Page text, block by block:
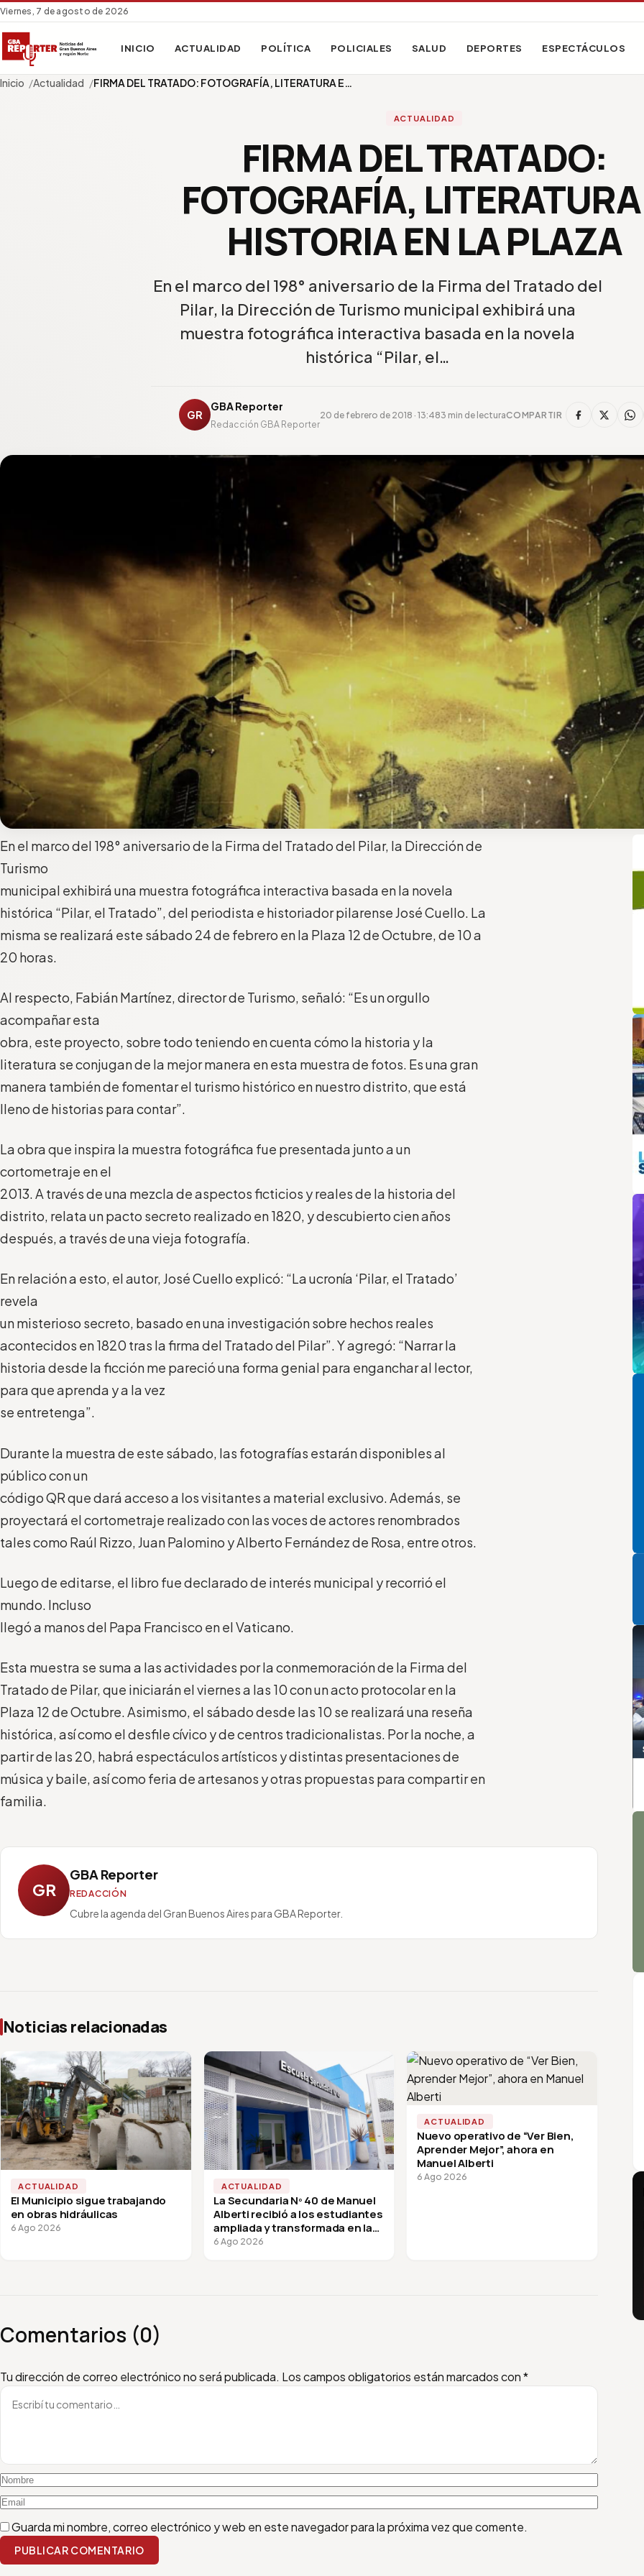
Viernes, 7 de agosto de 2026
INICIO ACTUALIDAD POLÍTICA POLICIALES SALUD DEPORTES ESPECTÁCULOS
Inicio Actualidad FIRMA DEL TRATADO: FOTOGRAFÍA, LITERATURA E…
ACTUALIDAD
FIRMA DEL TRATADO:
FOTOGRAFÍA,
HISTORIA EN LA PLAZA
En el marco del 198° aniversario de la Firma del Tratado del
Pilar, la Dirección de Turismo municipal exhibirá una
muestra fotográfica interactiva basada en la novela
histórica “Pilar, el…
GR
GBA Reporter
Redacción GBA Reporter
20 de febrero de 2018 · 13:483 min de lecturaCOMPARTIR
En el marco del 198° aniversario de la Firma del Tratado del Pilar, la Dirección de
Turismo
municipal exhibirá una muestra fotográfica interactiva basada en la novela
histórica “Pilar, el Tratado”, del periodista e historiador pilarense José Cuello. La
misma se realizará este sábado 24 de febrero en la Plaza 12 de Octubre, de 10 a
20 horas.
Al respecto, Fabián Martínez, director de Turismo, señaló: “Es un orgullo
acompañar esta
obra, este proyecto, sobre todo teniendo en cuenta cómo la historia y la
literatura se conjugan de la mejor manera en esta muestra de fotos. Es una gran
manera también de fomentar el turismo histórico en nuestro distrito, que está
lleno de historias para contar”.
La obra que inspira la muestra fotográfica fue presentada junto a un
cortometraje en el
2013. A través de una mezcla de aspectos ficticios y reales de la historia del
distrito, relata un pacto secreto realizado en 1820, y descubierto cien años
después, a través de una vieja fotografía.
En relación a esto, el autor, José Cuello explicó: “La ucronía ‘Pilar, el Tratado’
revela
un misterioso secreto, basado en una investigación sobre hechos reales
acontecidos en 1820 tras la firma del Tratado del Pilar”. Y agregó: “Narrar la
historia desde la ficción me pareció una forma genial para enganchar al lector,
para que aprenda y a la vez
se entretenga”.
Durante la muestra de este sábado, las fotografías estarán disponibles al
público con un
código QR que dará acceso a los visitantes a material exclusivo. Además, se
proyectará el cortometraje realizado con las voces de actores renombrados
tales como Raúl Rizzo, Juan Palomino y Alberto Fernández de Rosa, entre otros.
Luego de editarse, el libro fue declarado de interés municipal y recorrió el
mundo. Incluso
llegó a manos del Papa Francisco en el Vaticano.
Esta muestra se suma a las actividades por la conmemoración de la Firma del
Tratado de Pilar, que iniciarán el viernes a las 10 con un acto protocolar en la
Plaza 12 de Octubre. Asimismo, el sábado desde las 10 se realizará una reseña
histórica, así como el desfile cívico y de centros tradicionalistas. Por la noche, a
partir de las 20, habrá espectáculos artísticos y distintas presentaciones de
música y baile, así como feria de artesanos y otras propuestas para compartir en
familia.
GR
GBA Reporter
REDACCIÓN
Cubre la agenda del Gran Buenos Aires para GBA Reporter.
Noticias relacionadas
ACTUALIDAD
El Municipio sigue trabajando
en obras hidráulicas
6 Ago 2026
ACTUALIDAD
La Secundaria Nº 40 de Manuel
Alberti recibió a los estudiantes
ampliada y transformada en la
vuelta a clases
6 Ago 2026
ACTUALIDAD
Nuevo operativo de “Ver Bien,
Aprender Mejor”, ahora en
Manuel Alberti
6 Ago 2026
Comentarios (0)
Tu dirección de correo electrónico no será publicada. Los campos obligatorios están marcados con*
Escribí tu comentario
Nombre
Email
Guarda mi nombre, correo electrónico y web en este navegador para la próxima vez que comente.
PUBLICAR COMENTARIO